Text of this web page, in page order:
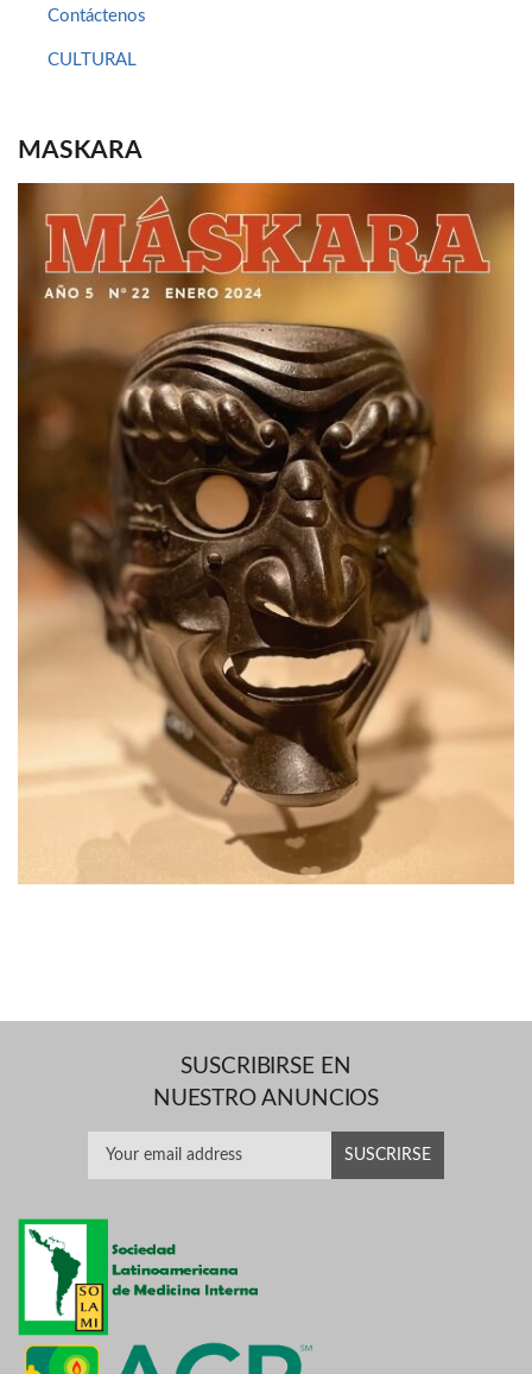
Contáctenos
CULTURAL
MASKARA
SUSCRIBIRSE EN
NUESTRO ANUNCIOS